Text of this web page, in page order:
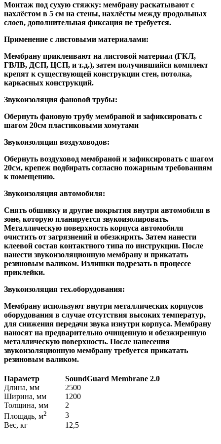
Монтаж под сухую стяжку: мембрану раскатывают с
нахлёстом в 5 см на стены, нахлёсты между продольных
слоев, дополнительная фиксация не требуется.
Применение с листовыми материалами:
Мембрану приклеивают на листовой материал (ГКЛ,
ГВЛВ, ДСП, ЦСП, и т.д.), затем получившийся комплект
крепят к существующей конструкции стен, потолка,
каркасных конструкций.
Звукоизоляция фановой трубы:
Обернуть фановую трубу мембраной и зафиксировать с
шагом 20см пластиковыми хомутами
Звукоизоляция воздуховодов:
Обернуть воздуховод мембраной и зафиксировать с шагом
20см, крепеж подбирать согласно пожарным требованиям
к помещению.
Звукоизоляция автомобиля:
Снять обшивку и другие покрытия внутри автомобиля в
зоне, которую планируется звукоизолировать.
Металлическую поверхность корпуса автомобиля
очистить от загрязнений и обезжирить. Затем нанести
клеевой состав контактного типа по инструкции. После
нанести звукоизоляционную мембрану и прикатать
резиновым валиком. Излишки подрезать в процессе
приклейки.
Звукоизоляция тех.оборудования:
Мембрану используют внутри металлических корпусов
оборудования в случае отсутствия высоких температур,
для снижения передачи звука изнутри корпуса. Мембрану
наносят на предварительно очищенную и обезжиренную
металлическую поверхность. После нанесения
звукоизоляционную мембрану требуется прикатать
резиновым валиком.
Параметр SoundGuard Membranе 2.0
Длина, мм
2500
Ширина, мм
1200
Толщина, мм
2
Площадь, м2
3
Вес, кг
12,5